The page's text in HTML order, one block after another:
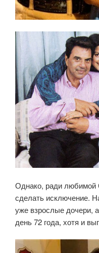
Однако, ради любимой
сделать исключение.
уже взрослые дочери,
день 72 года, хотя и